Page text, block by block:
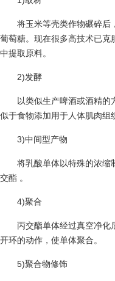
将玉米等壳类作物碾碎后
葡萄糖。现在很多高技术已克
中提取原料。
2)发酵
以类似生产啤酒或酒精
似于食物添加用于人体肌肉组
3)中间型产物
将乳酸单体以特殊的浓缩
交酯 。
4)聚合
丙交酯单体经过真空净化
开环的动作，使单体聚合。
5)聚合物修饰